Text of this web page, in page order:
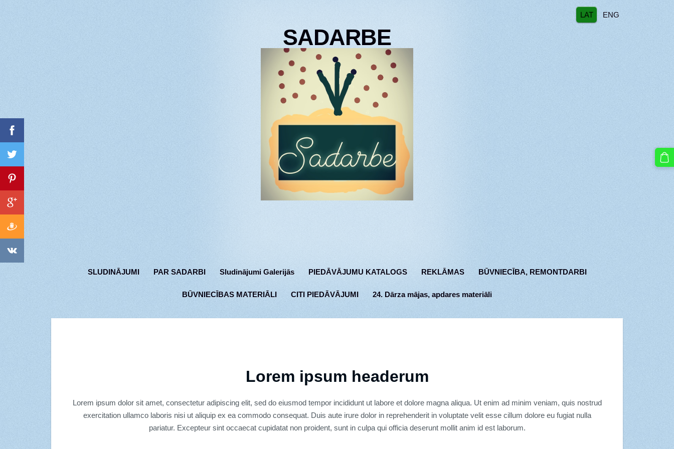
SADARBE
SLUDINĀJUMI PAR SADARBI Sludinājumi Galerijās PIEDĀVĀJUMU KATALOGS REKLĀMAS BŪVNIECĪBA, REMONTDARBI
BŪVNIECĪBAS MATERIĀLI CITI PIEDĀVĀJUMI 24. Dārza mājas, apdares materiāli
LAT ENG
Lorem ipsum headerum
Lorem ipsum dolor sit amet, consectetur adipiscing elit, sed do eiusmod tempor incididunt ut labore et dolore magna aliqua. Ut enim ad minim veniam, quis nostrud
exercitation ullamco laboris nisi ut aliquip ex ea commodo consequat. Duis aute irure dolor in reprehenderit in voluptate velit esse cillum dolore eu fugiat nulla
pariatur. Excepteur sint occaecat cupidatat non proident, sunt in culpa qui officia deserunt mollit anim id est laborum.